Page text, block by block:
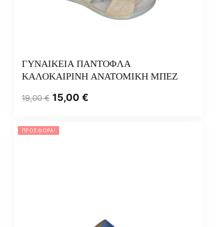
ΓΥΝΑΙΚΕΙΑ ΠΑΝΤΟΦΛΑ
ΚΑΛΟΚΑΙΡΙΝΗ ΑΝΑΤΟΜΙΚΗ ΜΠΕΖ
19,00€ 15,00 €
ΠΡΟΣΦΟΡΆ!